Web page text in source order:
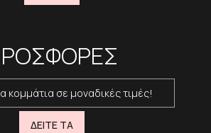
κομμάτια σε μοναδικές τιμές!
ΔΕΙΤΕ ΤΑ